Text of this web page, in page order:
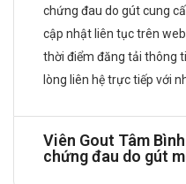
tính, có acid uric máu cao.
Liều dùng và cách
Liều dùng:
Mỗi đợt uống từ 2 - 3
chứng đau do gút cung
cập nhật liên tục trên
thời điểm đăng tải thông
lòng liên hệ trực tiếp với
Viên Gout Tâm
chứng đau do gút